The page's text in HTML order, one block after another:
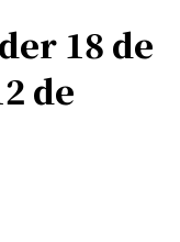
18 de
de